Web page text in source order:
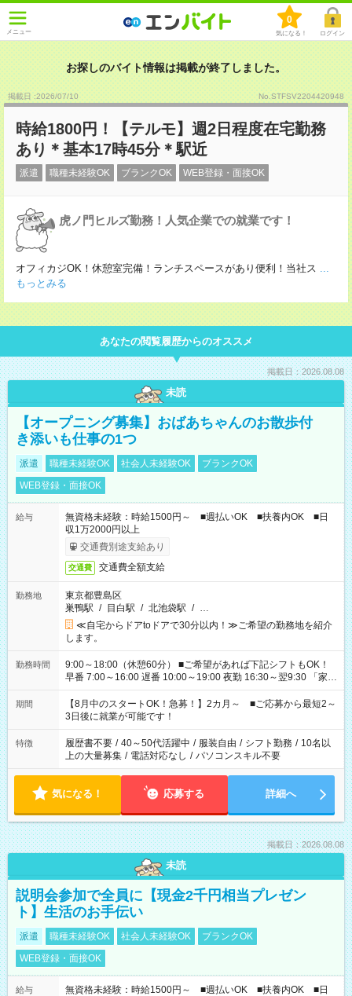
メニュー
0
気になる！ ログイン
お探しのバイト情報は掲載が終了しました。
掲載日 :2026/07/10 No.STFSV2204420948
時給1800円！【テルモ】週2日程度在宅勤務
あり＊基本17時45分＊駅近
派遣 職種未経験OK ブランクOK WEB登録・面接OK
虎ノ門ヒルズ勤務！人気企業での就業です！
オフィカジOK！休憩室完備！ランチスペースがあり便利！当社ス ...
もっとみる
あなたの閲覧履歴からのオススメ
掲載日：2026.08.08
未読
【オープニング募集】おばあちゃんのお散歩付
き添いも仕事の1つ
派遣 職種未経験OK 社会人未経験OK
ブランクOK
WEB登録・面接OK
給与
無資格未経験：時給1500円～ ■週払いOK ■扶養内OK ■日
収1万2000円以上
交通費別途支給あり
交通費 交通費全額支給
勤務地
東京都豊島区
巣鴨駅 / 目白駅 / 北池袋駅 / …
≪自宅からドアtoドアで30分以内！≫ご希望の勤務地を紹介
します。
勤務時間
9:00～18:00（休憩60分） ■ご希望があれば下記シフトもOK！
早番 7:00～16:00 遅番 10:00～19:00 夜勤 16:30～翌9:30 「家族
と休みを合わせたい」 「余裕を持って夕飯の準備がしたい」
「できれば残業はしたくない」 など、ご希望を教えてください
ね。 ※Wワーク希望の方へ 今ご覧のお仕事で希望する勤務時間
と、もう1つのお仕事の勤務時間。 合計で週40時間を超える場
合は応募できません。
期間
【8月中のスタートOK！急募！】2カ月～ ■ご応募から最短2～
3日後に就業が可能です！
特徴 履歴書不要 / 40～50代活躍中 / 服装自由 / シフト勤務 / 10名以
上の大量募集 / 電話対応なし / パソコンスキル不要
気になる！ 応募する 詳細へ
掲載日：2026.08.08
未読
説明会参加で全員に【現金2千円相当プレゼン
ト】生活のお手伝い
派遣 職種未経験OK 社会人未経験OK
ブランクOK
WEB登録・面接OK
給与
無資格未経験：時給1500円～ ■週払いOK ■扶養内OK ■日